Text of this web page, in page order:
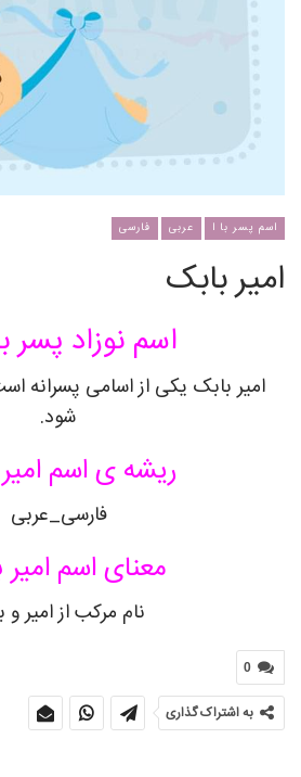
اسم پسر با ا عربی فارسی
امیر بابک
اسم نوزاد پسر
امیر بابک یکی از اسامی پسرانه
شود.
ریشه ی اسم
فارسی_عربی
معنای اسم
نام مرکب از امیر
0
به اشتراک گذاری